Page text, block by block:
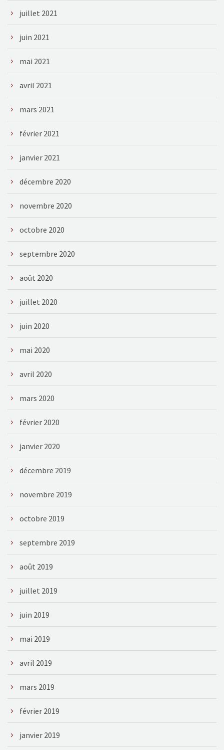
juillet 2021
juin 2021
mai 2021
avril 2021
mars 2021
février 2021
janvier 2021
décembre 2020
novembre 2020
octobre 2020
septembre 2020
août 2020
juillet 2020
juin 2020
mai 2020
avril 2020
mars 2020
février 2020
janvier 2020
décembre 2019
novembre 2019
octobre 2019
septembre 2019
août 2019
juillet 2019
juin 2019
mai 2019
avril 2019
mars 2019
février 2019
janvier 2019